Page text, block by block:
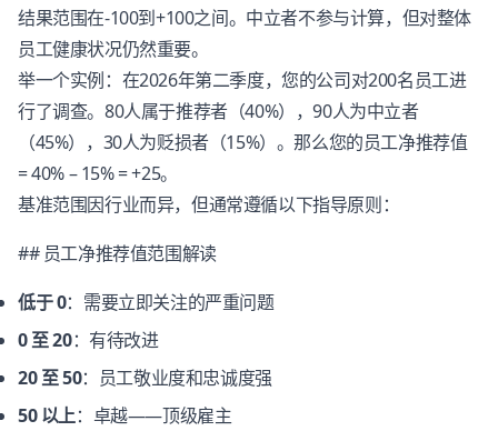
结果范围在-100到+100之间。中立者不参与计算，但对整体
员工健康状况仍然重要。
举一个实例：在2026年第二季度，您的公司对200名员工进
行了调查。80人属于推荐者（40%），90人为中立者
（45%），30人为贬损者（15%）。那么您的员工净推荐值
= 40% – 15% = +25。
基准范围因行业而异，但通常遵循以下指导原则：
## 员工净推荐值范围解读
低于 0：需要立即关注的严重问题
0 至 20：有待改进
20 至 50：员工敬业度和忠诚度强
50 以上：卓越——顶级雇主